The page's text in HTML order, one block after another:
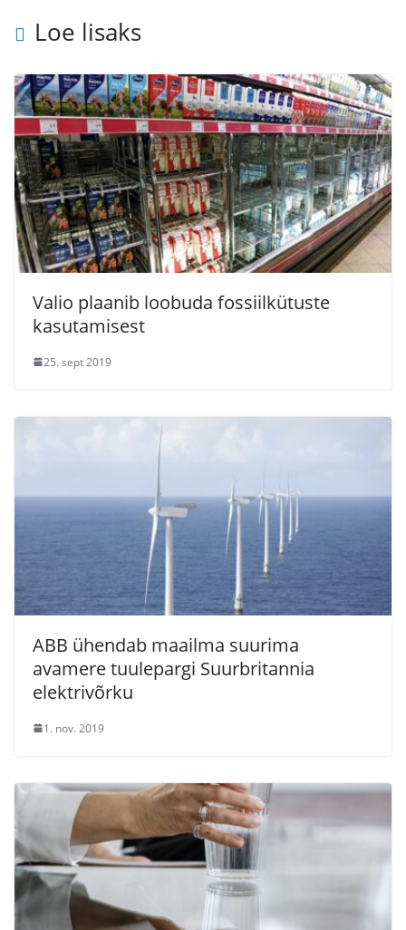
Loe lisaks
Valio plaanib loobuda fossiilkütuste
kasutamisest
25. sept 2019
ABB ühendab maailma suurima
avamere tuulepargi Suurbritannia
elektrivõrku
1. nov. 2019